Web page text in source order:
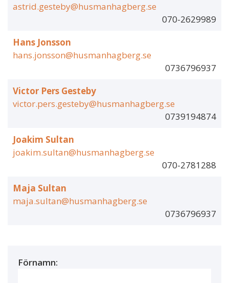
astrid.gesteby@husmanhagberg.se
070-2629989
Hans Jonsson
hans.jonsson@husmanhagberg.se
0736796937
Victor Pers Gesteby
victor.pers.gesteby@husmanhagberg.se
0739194874
Joakim Sultan
joakim.sultan@husmanhagberg.se
070-2781288
Maja Sultan
maja.sultan@husmanhagberg.se
0736796937
Förnamn: